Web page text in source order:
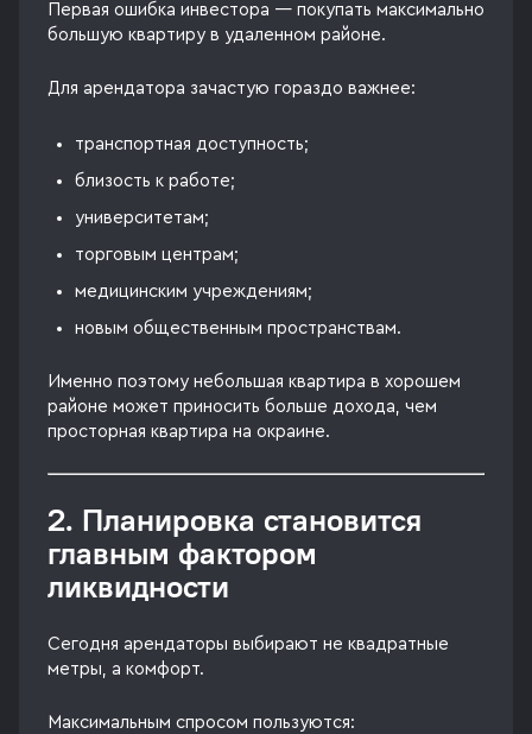
Первая ошибка инвестора — покупать максимально
большую квартиру в удаленном районе.
Для арендатора зачастую гораздо важнее:
транспортная доступность;
близость к работе;
университетам;
торговым центрам;
медицинским учреждениям;
новым общественным пространствам.
Именно поэтому небольшая квартира в хорошем
районе может приносить больше дохода, чем
просторная квартира на окраине.
2. Планировка становится
главным фактором
ликвидности
Сегодня арендаторы выбирают не квадратные
метры, а комфорт.
Максимальным спросом пользуются: